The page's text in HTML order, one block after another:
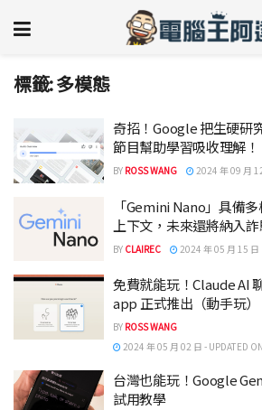
標籤:多模態
奇招！Google 把生硬研
節目幫助學習吸收理解！
BY ROSS WANG 2024 年 09 月
「Gemini Nano」具備
上下文，未來還將納入
BY CLAIREC 2024 年 05 月 15 日
免費就能玩！Claude AI
app 正式推出（動手玩）
BY ROSS WANG
2024 年 05 月 02 日 - UPDATED
台灣也能玩！Google
試用教學